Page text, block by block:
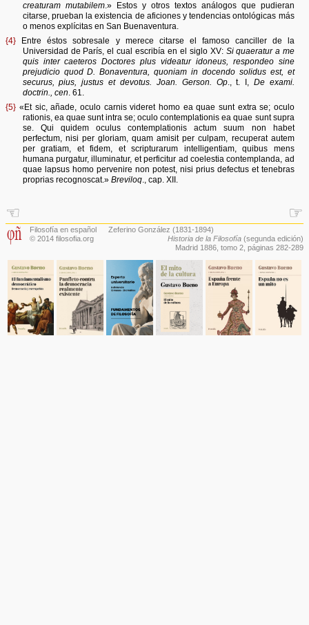
creaturam mutabilem.» Estos y otros textos análogos que pudieran
citarse, prueban la existencia de aficiones y tendencias ontológicas más
o menos explícitas en San Buenaventura.
{4} Entre éstos sobresale y merece citarse el famoso canciller de la
Universidad de París, el cual escribía en el siglo XV: Si quaeratur a me
quis inter caeteros Doctores plus videatur idoneus, respondeo sine
prejudicio quod D. Bonaventura, quoniam in docendo solidus est, et
securus, pius, justus et devotus. Joan. Gerson. Op., t. I, De exami.
doctrin., cen . 61.
{5} «Et sic, añade, oculo carnis videret homo ea quae sunt extra se; oculo
rationis, ea quae sunt intra se; oculo contemplationis ea quae sunt supra
se. Qui quidem oculus contemplationis actum suum non habet
perfectum, nisi per gloriam, quam amisit per culpam, recuperat autem
per gratiam, et fidem, et scripturarum intelligentiam, quibus mens
humana purgatur, illuminatur, et perficitur ad coelestia contemplanda, ad
quae lapsus homo pervenire non potest, nisi prius defectus et tenebras
proprias recognoscat.» Breviloq., cap. XII.
☜ ☞
Filosofía en español
© 2014 filosofia.org
Zeferino González (1831-1894)
Historia de la Filosofía(segunda edición)
Madrid 1886, tomo 2, páginas 282-289